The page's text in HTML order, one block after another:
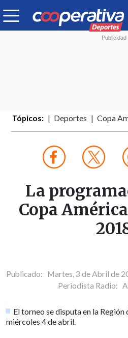
Tópicos: Deportes Copa
La
Copa
Publicado: Martes, 3 de Abril de
Periodista Radio:
El torneo se disputa en la
miércoles 4 de abril.